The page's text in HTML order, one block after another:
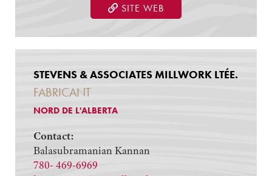
SITE WEB
STEVENS & ASSOCIATES MILLWORK LTÉE.
FABRICANT
NORD DE L'ALBERTA
Contact:
Balasubramanian Kannan
780- 469-6969